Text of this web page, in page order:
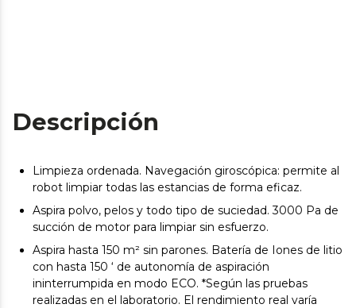
Descripción
Limpieza ordenada. Navegación giroscópica: permite al
robot limpiar todas las estancias de forma eficaz.
Aspira polvo, pelos y todo tipo de suciedad. 3000 Pa de
succión de motor para limpiar sin esfuerzo.
Aspira hasta 150 m² sin parones. Batería de Iones de litio
con hasta 150 ‘ de autonomía de aspiración
ininterrumpida en modo ECO. *Según las pruebas
realizadas en el laboratorio. El rendimiento real varía